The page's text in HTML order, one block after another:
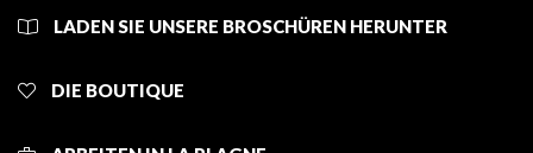
LADEN SIE UNSERE BROSCHÜREN HERUNTER
DIE BOUTIQUE